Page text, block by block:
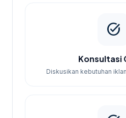
task_alt
Konsultasi
Diskusikan kebutuhan